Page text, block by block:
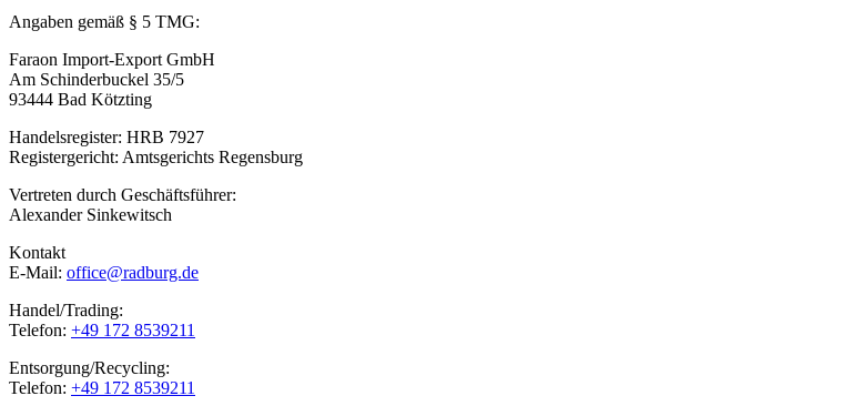
Angaben gemäß § 5 TMG:
Faraon Import-Export GmbH
Am Schinderbuckel 35/5
93444 Bad Kötzting
Handelsregister: HRB 7927
Registergericht: Amtsgerichts Regensburg
Vertreten durch Geschäftsführer:
Alexander Sinkewitsch
Kontakt
E-Mail: office@radburg.de
Handel/Trading:
Telefon: +49 172 8539211
Entsorgung/Recycling:
Telefon: +49 172 8539211